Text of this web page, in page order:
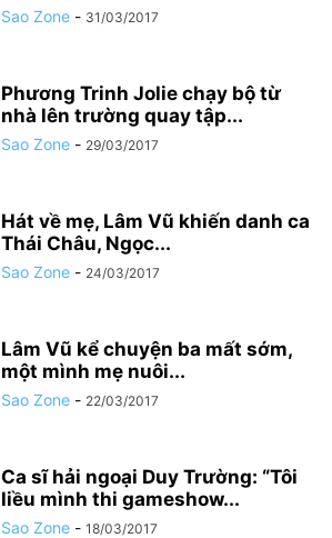
Sao Zone - 31/03/2017
Phương Trinh Jolie chạy bộ từ
nhà lên trường quay tập...
Sao Zone - 29/03/2017
Hát về mẹ, Lâm Vũ khiến danh ca
Thái Châu, Ngọc...
Sao Zone - 24/03/2017
Lâm Vũ kể chuyện ba mất sớm,
một mình mẹ nuôi...
Sao Zone - 22/03/2017
Ca sĩ hải ngoại Duy Trường: “Tôi
liều mình thi gameshow...
Sao Zone - 18/03/2017